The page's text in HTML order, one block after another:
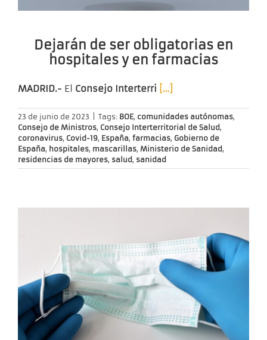
Dejarán de ser obligatorias en
hospitales y en farmacias
MADRID.- El Consejo Interterri […]
23 de junio de 2023 Tags: BOE, comunidades autónomas,
Consejo de Ministros, Consejo Interterritorial de Salud,
coronavirus, Covid-19, España, farmacias, Gobierno de
España, hospitales, mascarillas, Ministerio de Sanidad,
residencias de mayores, salud, sanidad